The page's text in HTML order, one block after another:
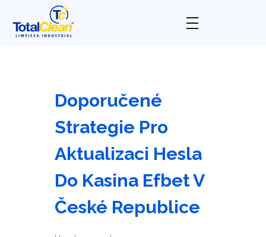
Doporučené
Strategie Pro
Aktualizaci Hesla
Do Kasina Efbet V
České Republice